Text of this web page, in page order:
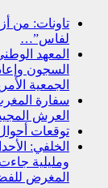
تاونات: من
لفاس”…
المعهد
السجون
الجمعية
سفارة
العرش
توقعات
الخلفي:
ومليلية
المغرض